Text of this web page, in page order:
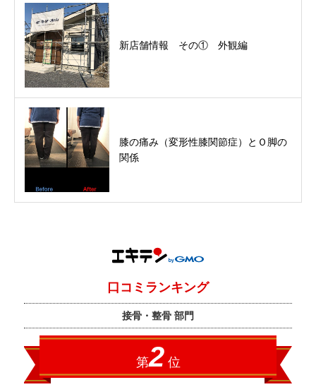
新店舗情報 その① 外観編
膝の痛み（変形性膝関節症）とＯ脚の
関係